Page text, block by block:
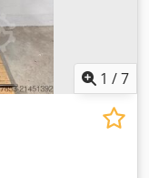
1 /7